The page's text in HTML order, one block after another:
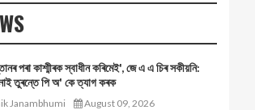
পৰা কাশ্মীৰক স্বাধীন কৰিমেই', জে এ এ চিৰ সকীয়নি:
তুৰন্তে পি অ' কে ত্যাগ কৰক
Janambhumi August 09, 2026